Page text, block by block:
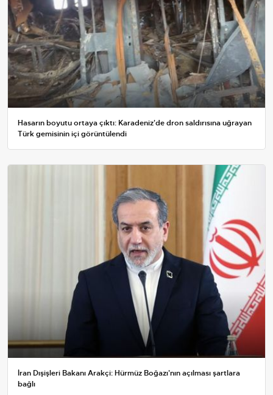
Hasarın boyutu ortaya çıktı: Karadeniz'de dron saldırısına uğrayan
Türk gemisinin içi görüntülendi
İran Dışişleri Bakanı Arakçi: Hürmüz Boğazı'nın açılması şartlara
bağlı